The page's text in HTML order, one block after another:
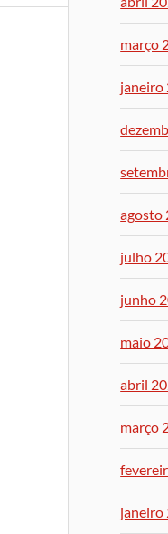
março
janeiro
agosto
julho
junho
maio
abril
março
janeiro